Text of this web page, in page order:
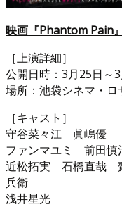
映画『Phantom Pain』
［上演詳細］
公開日時：3月25日～
場所：池袋シネマ・ロ
［キャスト］
守谷菜々江 眞嶋優
ファンマユミ 前田
近松拓実 石橋直哉
兵衛
浅井星光